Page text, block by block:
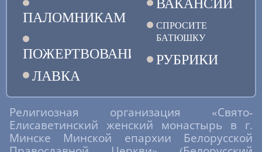
ПАЛОМНИКАМ
ПОЖЕРТВОВАНИЯ
ЛАВКА
ВАКАНСИИ
СПРОСИТЕ
БАТЮШКУ
РУБРИКИ
Религиозная организация «Свято-
Елисаветинский женский монастырь в г.
Минске Минской епархии Белорусской